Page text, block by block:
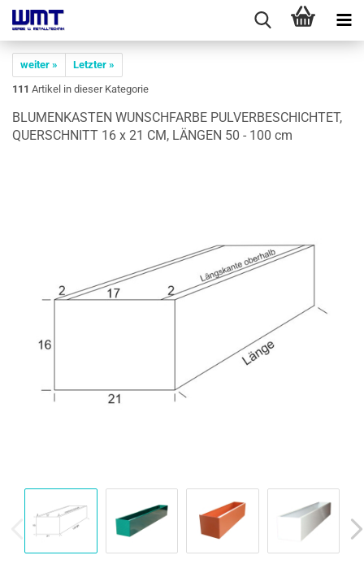
weiter »
Letzter »
111 Artikel in dieser Kategorie
BLU­MEN­KAS­TEN WUNSCH­FAR­BE PUL­VER­BE­SCHICH­TET,
QUER­SCHNITT 16 x 21 CM, LÄN­GEN 50 - 100 cm